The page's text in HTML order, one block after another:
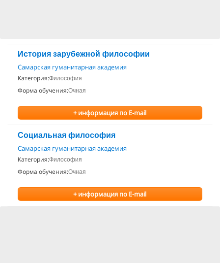
История зарубежной философии
Самарская гуманитарная академия
Категория:Философия
Форма обучения:Очная
+ информация по E-mail
Социальная философия
Самарская гуманитарная академия
Категория:Философия
Форма обучения:Очная
+ информация по E-mail